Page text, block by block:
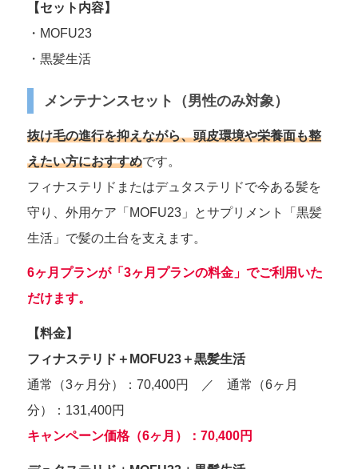
【セット内容】
・MOFU23
・黒髪生活
メンテナンスセット（男性のみ対象）
抜け毛の進行を抑えながら、頭皮環境や栄養面も整
えたい方におすすめです。
フィナステリドまたはデュタステリドで今ある髪を
守り、外用ケア「MOFU23」とサプリメント「黒髪
生活」で髪の土台を支えます。
6ヶ月プランが「3ヶ月プランの料金」でご利用いた
だけます。
【料金】
フィナステリド＋MOFU23＋黒髪生活
通常（3ヶ月分）：70,400円 ／ 通常（6ヶ月
分）：131,400円
キャンペーン価格（6ヶ月）：70,400円